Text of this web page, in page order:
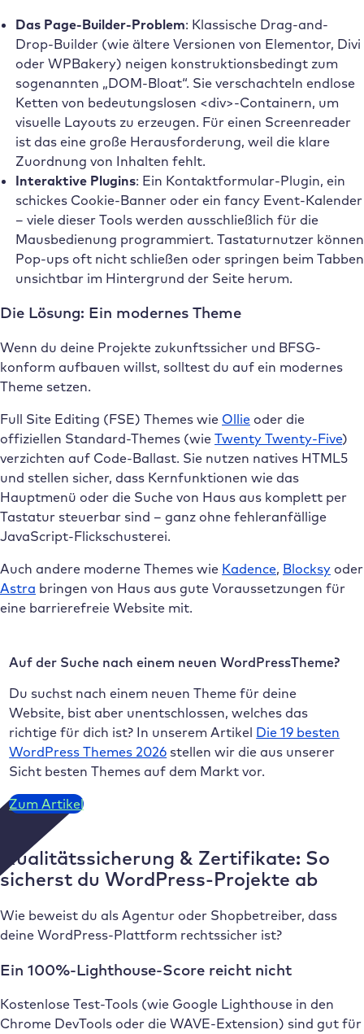
Das Page-Builder-Problem: Klassische Drag-and-
Drop-Builder (wie ältere Versionen von Elementor, Divi
oder WPBakery) neigen konstruktionsbedingt zum
sogenannten „DOM-Bloat“. Sie verschachteln endlose
Ketten von bedeutungslosen <div>-Containern, um
visuelle Layouts zu erzeugen. Für einen Screenreader
ist das eine große Herausforderung, weil die klare
Zuordnung von Inhalten fehlt.
Interaktive Plugins: Ein Kontaktformular-Plugin, ein
schickes Cookie-Banner oder ein fancy Event-Kalender
– viele dieser Tools werden ausschließlich für die
Mausbedienung programmiert. Tastaturnutzer können
Pop-ups oft nicht schließen oder springen beim Tabben
unsichtbar im Hintergrund der Seite herum.
Die Lösung: Ein modernes Theme
Wenn du deine Projekte zukunftssicher und BFSG-
konform aufbauen willst, solltest du auf ein modernes
Theme setzen.
Full Site Editing (FSE) Themes wie Ollie oder die
offiziellen Standard-Themes (wie Twenty Twenty-Five)
verzichten auf Code-Ballast. Sie nutzen natives HTML5
und stellen sicher, dass Kernfunktionen wie das
Hauptmenü oder die Suche von Haus aus komplett per
Tastatur steuerbar sind – ganz ohne fehleranfällige
JavaScript-Flickschusterei.
Auch andere moderne Themes wie Kadence, Blocksy oder
Astra bringen von Haus aus gute Voraussetzungen für
eine barrierefreie Website mit.
Auf der Suche nach einem neuen WordPressTheme?
Du suchst nach einem neuen Theme für deine
Website, bist aber unentschlossen, welches das
richtige für dich ist? In unserem Artikel Die 19 besten
WordPress Themes 2026 stellen wir die aus unserer
Sicht besten Themes auf dem Markt vor.
Zum Artikel
Qualitätssicherung & Zertifikate: So
sicherst du WordPress-Projekte ab
Wie beweist du als Agentur oder Shopbetreiber, dass
deine WordPress-Plattform rechtssicher ist?
Ein 100%-Lighthouse-Score reicht nicht
Kostenlose Test-Tools (wie Google Lighthouse in den
Chrome DevTools oder die WAVE-Extension) sind gut für